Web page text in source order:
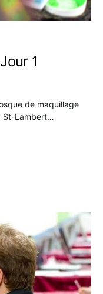
1
de maquillage
St-Lambert…